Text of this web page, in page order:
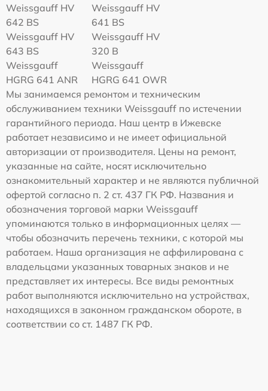
Weissgauff HV
642 BS
Weissgauff HV
641 BS
Weissgauff HV
643 BS
Weissgauff HV
320 B
Weissgauff
HGRG 641 ANR
Weissgauff
HGRG 641 OWR
Мы занимаемся ремонтом и техническим
обслуживанием техники Weissgauff по истечении
гарантийного периода. Наш центр в Ижевске
работает независимо и не имеет официальной
авторизации от производителя. Цены на ремонт,
указанные на сайте, носят исключительно
ознакомительный характер и не являются публичной
офертой согласно п. 2 ст. 437 ГК РФ. Названия и
обозначения торговой марки Weissgauff
упоминаются только в информационных целях —
чтобы обозначить перечень техники, с которой мы
работаем. Наша организация не аффилирована с
владельцами указанных товарных знаков и не
представляет их интересы. Все виды ремонтных
работ выполняются исключительно на устройствах,
находящихся в законном гражданском обороте, в
соответствии со ст. 1487 ГК РФ.